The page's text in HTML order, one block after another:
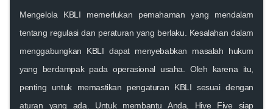
Mengelola KBLI memerlukan pemahaman yang mendalam
tentang regulasi dan peraturan yang berlaku. Kesalahan dalam
menggabungkan KBLI dapat menyebabkan masalah hukum
yang berdampak pada operasional usaha. Oleh karena itu,
penting untuk memastikan pengaturan KBLI sesuai dengan
aturan yang ada. Untuk membantu Anda, Hive Five siap